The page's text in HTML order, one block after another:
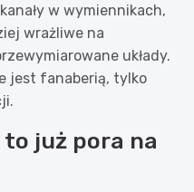
w wymiennikach,
wrażliwe na
układy.
jest fanaberią, tylko
już pora na